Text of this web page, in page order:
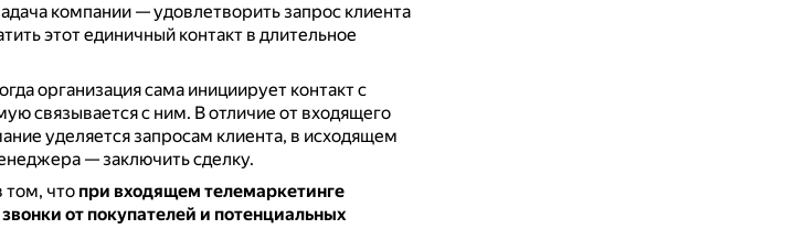
компании — удовлетворить запрос клиента
этот единичный контакт в длительное
организация сама инициирует контакт с
связывается с ним. В отличие от входящего
уделяется запросам клиента, в исходящем
— заключить сделку.
том, что при входящем телемаркетинге
от покупателей и потенциальных